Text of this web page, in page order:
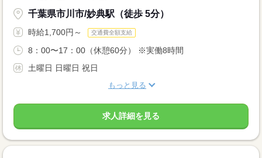
千葉県市川市/妙典駅（徒歩 5分）
時給1,700円～ 交通費全額支給
8：00〜17：00（休憩60分） ※実働8時間
土曜日 日曜日 祝日
もっと見る
求人詳細を見る